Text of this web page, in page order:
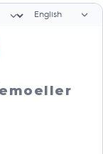
Language